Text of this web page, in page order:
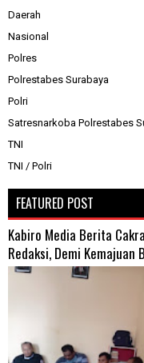
Daerah
Nasional
Polres
Polrestabes Surabaya
Polri
Satresnarkoba Polrestabes
TNI
TNI / Polri
FEATURED POST
Kabiro Media Berita
Redaksi, Demi Kemajuan